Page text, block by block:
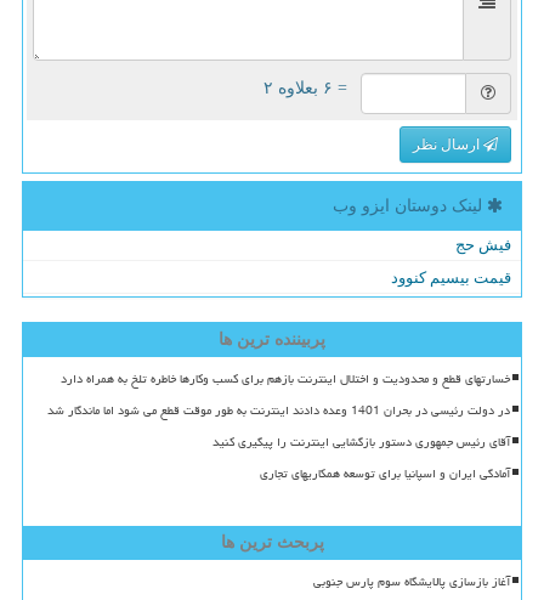
= ۶ بعلاوه ۲
ارسال نظر
لینک دوستان ایزو وب
فیش حج
قیمت بیسیم کنوود
پربیننده ترین ها
خسارتهای قطع و محدودیت و اختلال اینترنت بازهم برای کسب وکارها خاطره تلخ به همراه دارد
در دولت رئیسی در بحران 1401 وعده دادند اینترنت به طور موقت قطع می شود اما ماندگار شد
آقای رئیس جمهوری دستور بازگشایی اینترنت را پیگیری کنید
آمادگی ایران و اسپانیا برای توسعه همکاریهای تجاری
پربحث ترین ها
آغاز بازسازی پالایشگاه سوم پارس جنوبی